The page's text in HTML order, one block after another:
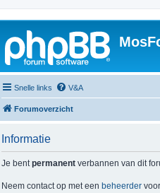
Snelle links V&A
Forumoverzicht
Informatie
Je bentpermanent verbannen van dit
Neem contact op met een beheerder